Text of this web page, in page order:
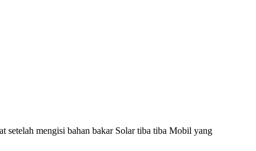
setelah mengisi bahan bakar Solar tiba tiba Mobil yang